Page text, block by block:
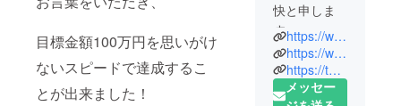
目標金額100万円を思いがけ
ないスピードで達成するこ
とが出来ました！
快と申しま
す。
現在は茨城
県高萩市を
https://www.instagram.com/kai_piattaforma
https://www.facebook.com/kai.igarashi
https://twitter.com/kai_igarashi
メッセー